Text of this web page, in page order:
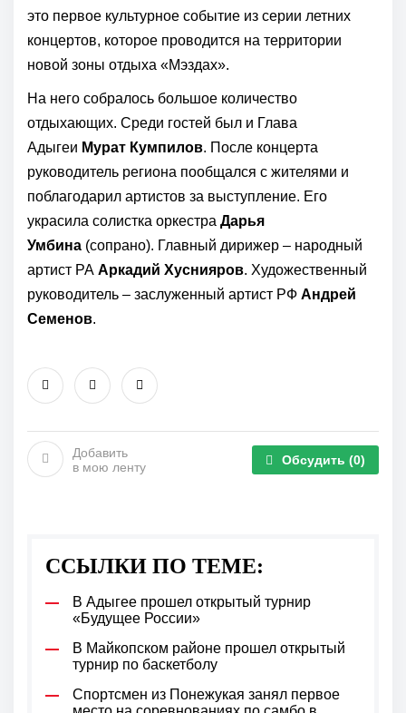
это первое культурное событие из серии летних
концертов, которое проводится на территории
новой зоны отдыха «Мэздах».
На него собралось большое количество
отдыхающих. Среди гостей был и Глава
Адыгеи Мурат Кумпилов. После концерта
руководитель региона пообщался с жителями и
поблагодарил артистов за выступление. Его
украсила солистка оркестра Дарья
Умбина (сопрано). Главный дирижер – народный
артист РА Аркадий Хуснияров. Художественный
руководитель – заслуженный артист РФ Андрей
Семенов.
Добавить
в мою ленту
Обсудить (0)
ССЫЛКИ ПО ТЕМЕ:
В Адыгее прошел открытый турнир
«Будущее России»
В Майкопском районе прошел открытый
турнир по баскетболу
Спортсмен из Понежукая занял первое